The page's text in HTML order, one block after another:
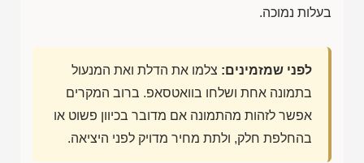
בעלות נמוכה.
לפני שמזמינים: צלמו את הדלת ואת המנעול
בתמונה אחת ושלחו בוואטסאפ. ברוב המקרים
אפשר לזהות מהתמונה אם מדובר בכיוון פשוט או
בהחלפת חלק, ולתת מחיר מדויק לפני היציאה.